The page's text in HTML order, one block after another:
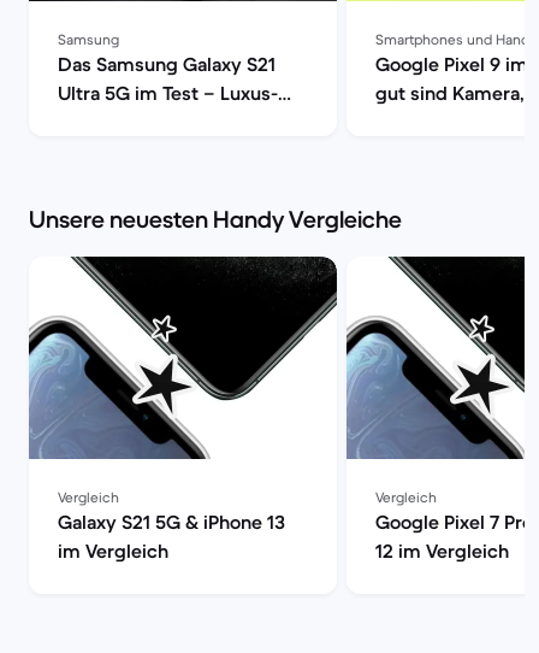
Samsung
Das Samsung Galaxy S21
Ultra 5G im Test – Luxus-
Smartphones und
Google Pixel 9 im
gut sind Kamera,
Unsere neuesten Handy Vergleiche
Vergleich
Galaxy S21 5G & iPhone 13
im Vergleich
Vergleich
Google Pixel 7 Pro
12 im Vergleich